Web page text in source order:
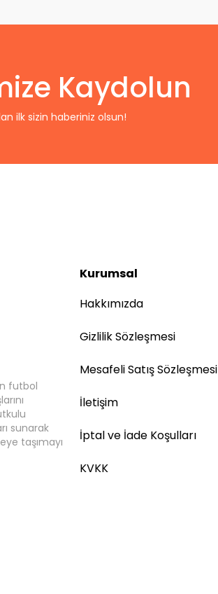
Kaydolun
ilk sizin haberiniz olsun!
futbol
sunarak
taşımayı
Kurumsal
Hakkımızda
Gizlilik Sözleşmesi
Mesafeli Satış Sözleşmesi
İletişim
İptal ve İade Koşulları
KVKK